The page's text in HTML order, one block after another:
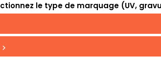
le type de marquage (UV,